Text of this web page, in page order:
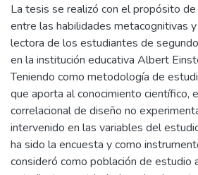
La tesis se realizó con el propósito
entre las habilidades metacognitivas
lectora de los estudiantes de
en la institución educativa Albert
Teniendo como metodología de
que aporta al conocimiento científico,
correlacional de diseño no
intervenido en las variables del
ha sido la encuesta y como
consideró como población de estudio